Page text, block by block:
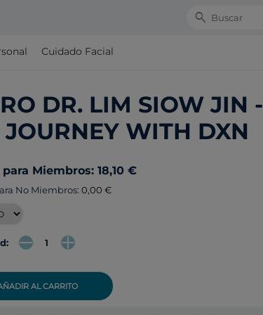
Search
Cuidado Facial
DR. LIM SIOW JIN -
JOURNEY WITH DXN
Miembros: 18,10 €
No Miembros: 0,00 €
AL CARRITO